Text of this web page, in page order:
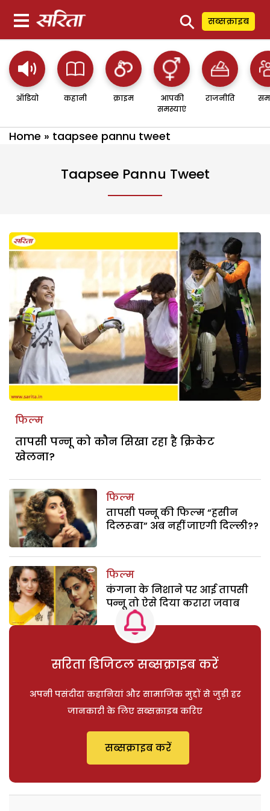
⚲ सब्सक्राइब
ऑडियो कहानी क्राइम
आपकी
समस्याएं
राजनीति
Home » taapsee pannu tweet
Taapsee Pannu Tweet
फिल्म
तापसी पन्नू को कौन सिखा रहा है क्रिकेट
खेलना?
फिल्म
तापसी पन्नू की फिल्म “हसीन
दिलरूबा” अब नहीं जाएगी दिल्ली??
फिल्म
कंगना के निशाने पर आई तापसी
पन्नू तो ऐसे दिया करारा जवाब
सरिता डिजिटल सब्सक्राइब करें
अपनी पसंदीदा कहानियां और सामाजिक मुद्दों से जुड़ी हर
जानकारी के लिए सब्सक्राइब करिए
सब्सक्राइब करें